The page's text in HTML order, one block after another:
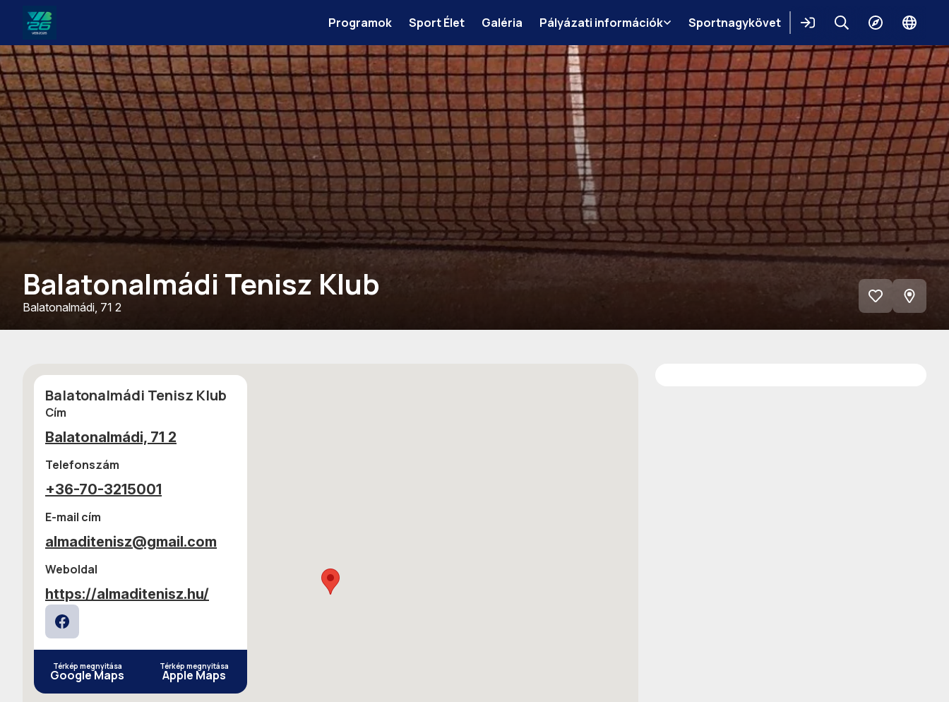
Veszprém-
Balaton
Európa
Sportrégiója
2026
Programok Sport Élet Galéria Pályázati információk Sportnagykövet
BelépésKeresésFelfedezés
Change
Balatonalmádi Tenisz Klub
Balatonalmádi, 71 2
adomterképen
Balatonalmádi Tenisz Klub
Cím
Balatonalmádi, 71 2
Telefonszám
+36-70-3215001
E-mail cím
almaditenisz@gmail.com
Weboldal
https://almaditenisz.hu/
Térkép megnyitása
Google Maps
Térkép megnyitása
Apple Maps